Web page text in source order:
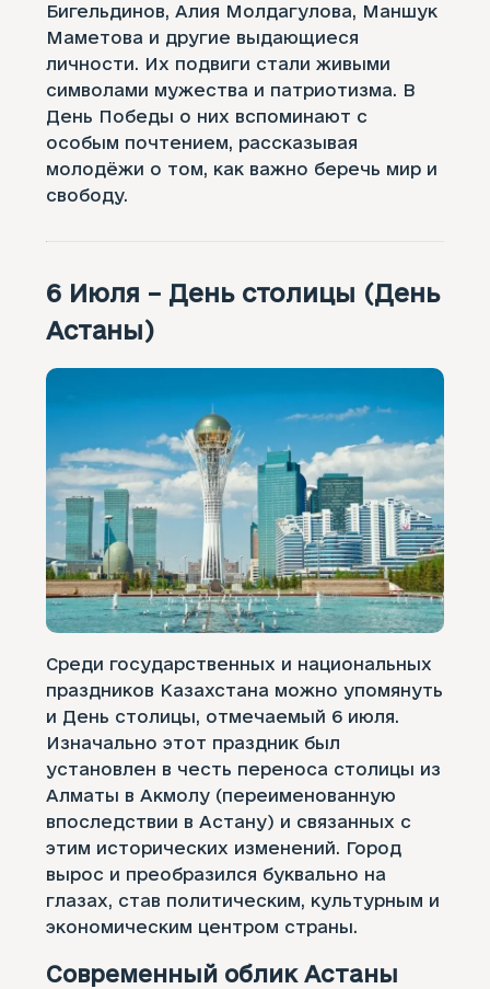
Бигельдинов, Алия Молдагулова, Маншук
Маметова и другие выдающиеся
личности. Их подвиги стали живыми
символами мужества и патриотизма. В
День Победы о них вспоминают с
особым почтением, рассказывая
молодёжи о том, как важно беречь мир и
свободу.
6 Июля – День столицы (День
Астаны)
Среди государственных и национальных
праздников Казахстана можно упомянуть
и День столицы, отмечаемый 6 июля.
Изначально этот праздник был
установлен в честь переноса столицы из
Алматы в Акмолу (переименованную
впоследствии в Астану) и связанных с
этим исторических изменений. Город
вырос и преобразился буквально на
глазах, став политическим, культурным и
экономическим центром страны.
Современный облик Астаны